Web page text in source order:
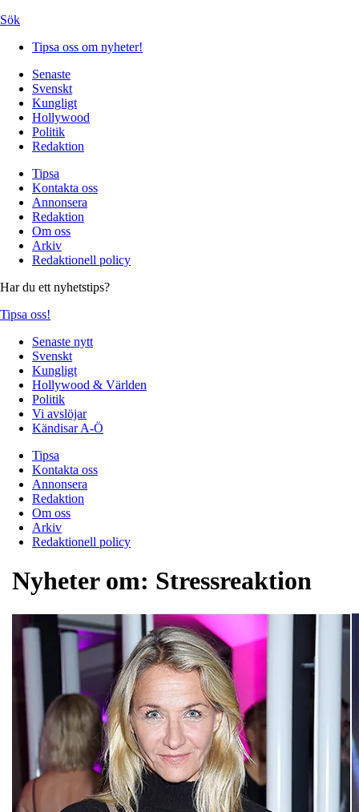
Sök
Tipsa oss om nyheter!
Senaste
Svenskt
Kungligt
Hollywood
Politik
Redaktion
Tipsa
Kontakta oss
Annonsera
Redaktion
Om oss
Arkiv
Redaktionell policy
Har du ett nyhetstips?
Tipsa oss!
Senaste nytt
Svenskt
Kungligt
Hollywood & Världen
Politik
Vi avslöjar
Kändisar A-Ö
Tipsa
Kontakta oss
Annonsera
Redaktion
Om oss
Arkiv
Redaktionell policy
Nyheter om: Stressreaktion